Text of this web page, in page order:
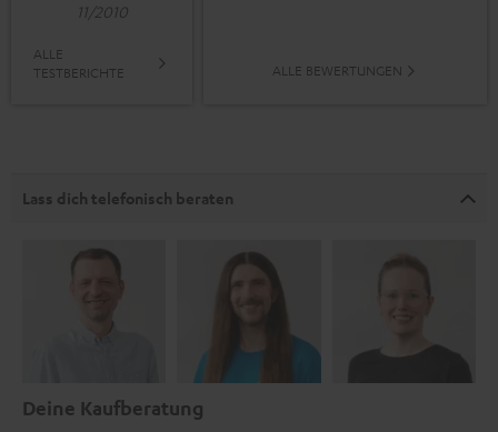
11/2010
ALLE
TESTBERICHTE
ALLE BEWERTUNGEN
Lass dich telefonisch beraten
Deine Kaufberatung